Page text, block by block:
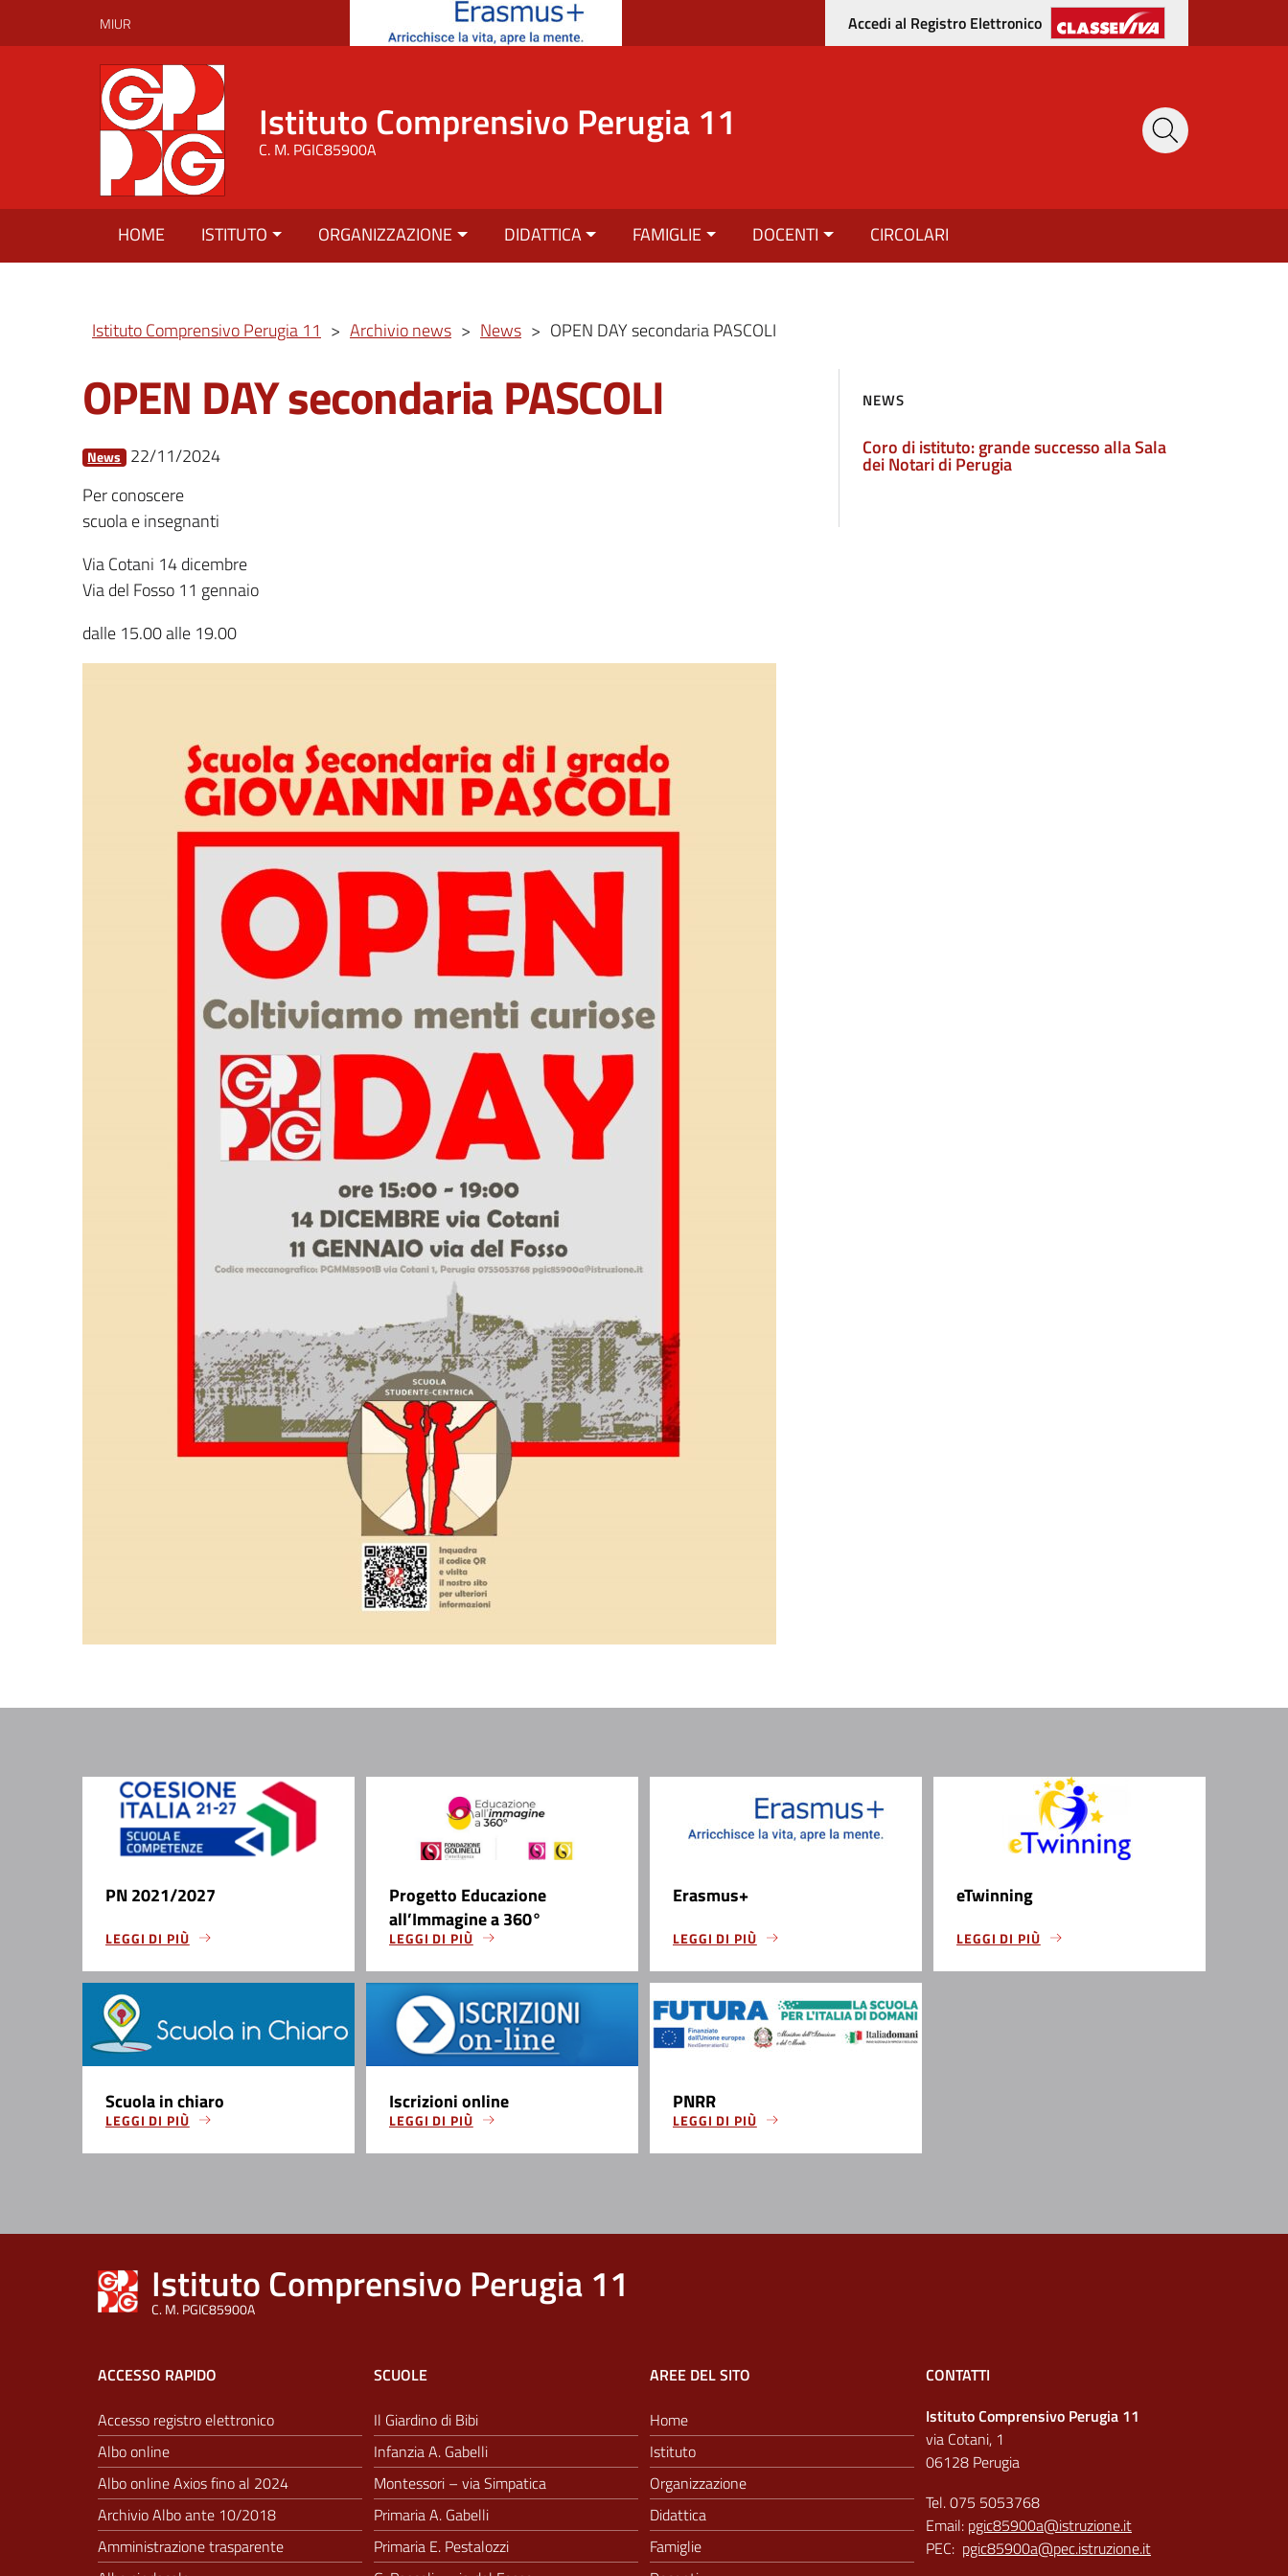
MIUR Accedi al Registro Elettronico
Istituto Comprensivo Perugia 11
C. M. PGIC85900A
HOME ISTITUTO ORGANIZZAZIONE DIDATTICA FAMIGLIE DOCENTI CIRCOLARI
Istituto Comprensivo Perugia 11 > Archivio news > News > OPEN DAY secondaria PASCOLI
OPEN DAY secondaria PASCOLI
News 22/11/2024
Per conoscere
scuola e insegnanti
Via Cotani 14 dicembre
Via del Fosso 11 gennaio
dalle 15.00 alle 19.00
NEWS
Coro di istituto: grande successo alla Sala
dei Notari di Perugia
PN 2021/2027
LEGGI DI PIÙ
Progetto Educazione
all’Immagine a 360°
LEGGI DI PIÙ
Erasmus+
LEGGI DI PIÙ
eTwinning
LEGGI DI PIÙ
Scuola in chiaro
LEGGI DI PIÙ
Iscrizioni online
LEGGI DI PIÙ
PNRR
LEGGI DI PIÙ
Istituto Comprensivo Perugia 11
C. M. PGIC85900A
ACCESSO RAPIDO
Accesso registro elettronico
Albo online
Albo online Axios fino al 2024
Archivio Albo ante 10/2018
Amministrazione trasparente
SCUOLE
Il Giardino di Bibi
Infanzia A. Gabelli
Montessori – via Simpatica
Primaria A. Gabelli
Primaria E. Pestalozzi
AREE DEL SITO
Home
Istituto
Organizzazione
Didattica
Famiglie
CONTATTI
Istituto Comprensivo Perugia 11
via Cotani, 1
06128 Perugia
Tel. 075 5053768
Email: pgic85900a@istruzione.it
PEC: pgic85900a@pec.istruzione.it